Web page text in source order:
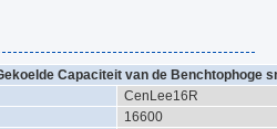
Capaciteit van de Benchtophoge
CenLee16R
16600